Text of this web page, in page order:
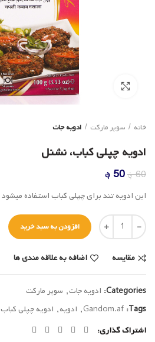
Click to enlarge
خانه سوپر مارکت ادویه جات
ادویه چپلی کباب، نشنل
60؋قیمت
60 ؋
بود.
50؋
50 ؋
است.
این ادویه تند برای چپلی کباب استفاده میشود
تعداد
افزودن به سبد خرید
مقایسه اضافه به علاقه مندی ها
Categories: ادویه جات, سوپر مارکت
Tags:
Gandom.af
, ادویه, ادویه چپلی کباب
اشتراک گذاری